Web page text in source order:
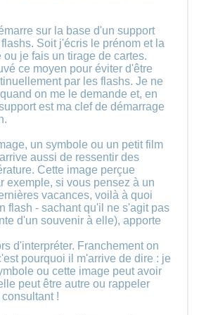
sur la base d'un support
Soit j'écris le prénom et la
je fais un tirage de cartes.
ce moyen pour éviter d'être
par les flashs. Je ne
on me le demande et, en
est ma clef de démarrage
un symbole ou un petit film
aussi de ressentir des
Cette image perçue
exemple, si vous pensez à un
vacances, voilà à quoi
flash - sachant qu'il ne s'agit pas
d'un souvenir à elle), apporte
d'interpréter. Franchement on
pourquoi il m'arrive de dire : je
ou cette image peut avoir
peut être autre ou rappeler
!